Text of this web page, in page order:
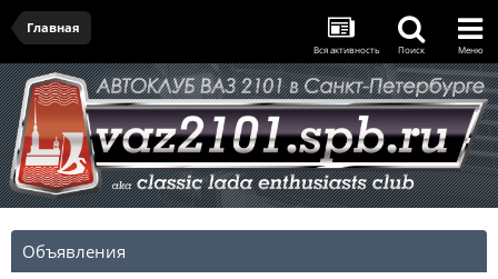
Главная
Вся активность Поиск Меню
Объявления